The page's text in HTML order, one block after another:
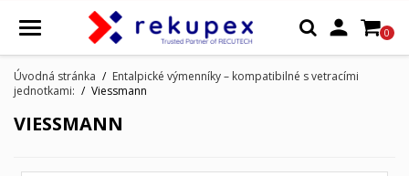
 0
Úvodná stránka
Entalpické výmenníky – kompatibilné s vetracími
jednotkami:
Viessmann
VIESSMANN